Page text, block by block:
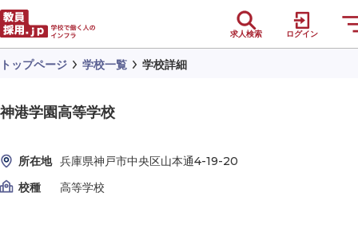
求人検索 ログイン
トップページ 学校一覧 学校詳細
神港学園高等学校
所在地 兵庫県神戸市中央区山本通4-19-20
校種
高等学校